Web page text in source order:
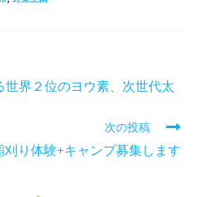
界２位のヨウ素、次世代太
次の投稿
刈り体験+キャンプ募集します